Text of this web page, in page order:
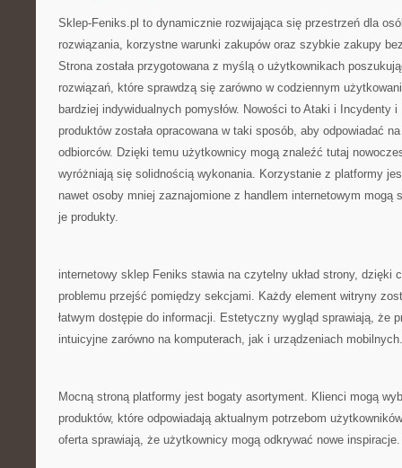
Sklep-Feniks.pl to dynamicznie rozwijająca się przestrzeń dla
rozwiązania, korzystne warunki zakupów oraz szybkie zakupy
Strona została przygotowana z myślą o użytkownikach
rozwiązań, które sprawdzą się zarówno w codziennym
bardziej indywidualnych pomysłów. Nowości to Ataki i Incydenty i
produktów została opracowana w taki sposób, aby odpowiadać
odbiorców. Dzięki temu użytkownicy mogą znaleźć tutaj
wyróżniają się solidnością wykonania. Korzystanie z platformy
nawet osoby mniej zaznajomione z handlem internetowym mogą
je produkty.
internetowy sklep Feniks stawia na czytelny układ strony, dzięki
problemu przejść pomiędzy sekcjami. Każdy element witryny
łatwym dostępie do informacji. Estetyczny wygląd sprawiają, że
intuicyjne zarówno na komputerach, jak i urządzeniach mobilnych.
Mocną stroną platformy jest bogaty asortyment. Klienci mogą
produktów, które odpowiadają aktualnym potrzebom
oferta sprawiają, że użytkownicy mogą odkrywać nowe inspiracje.